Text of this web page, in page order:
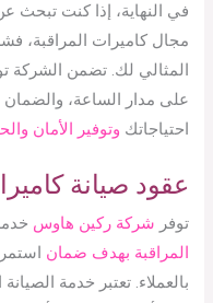
في النهاية، إذا كنت تبحث
مجال كاميرات المراقبة،
المثالي لك. تضمن الشركة
على مدار الساعة، والضمان
احتياجاتك وتوفير الأمان
عقود صيانة
توفر شركة ركين هاوس
المراقبة بهدف ضمان
بالعملاء. تعتبر خدمة